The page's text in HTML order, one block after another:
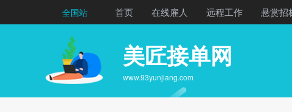
全国站 首页 在线雇人 远程工作 悬赏招
美匠接单网
www.93yunjiang.com